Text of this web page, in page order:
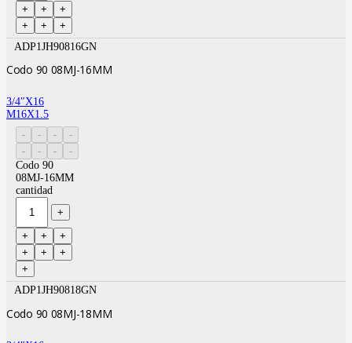
ADP1JH90816GN
Codo 90 08MJ-16MM
3/4″X16
M16X1.5
Codo 90
08MJ-16MM
cantidad
ADP1JH90818GN
Codo 90 08MJ-18MM